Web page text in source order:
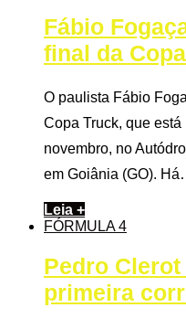
Fábio
final da
O paulista Fábio
Copa Truck, que
novembro, no
em Goiânia (GO).
Leia +
FÓRMULA 4
Pedro
primeira